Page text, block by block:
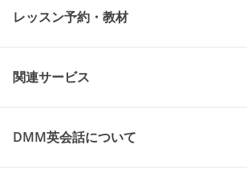
レッスン予約・教材
関連サービス
DMM英会話について